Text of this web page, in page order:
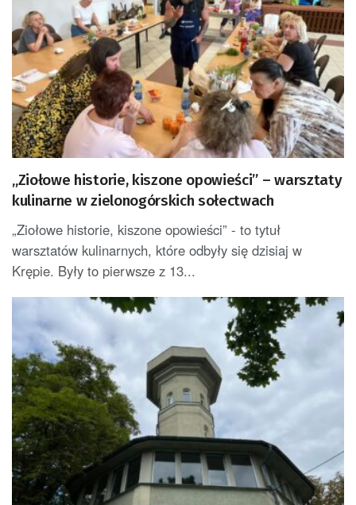
„Ziołowe historie, kiszone opowieści” – warsztaty
kulinarne w zielonogórskich sołectwach
„Ziołowe historie, kiszone opowieści” - to tytuł
warsztatów kulinarnych, które odbyły się dzisiaj w
Krępie. Były to pierwsze z 13...